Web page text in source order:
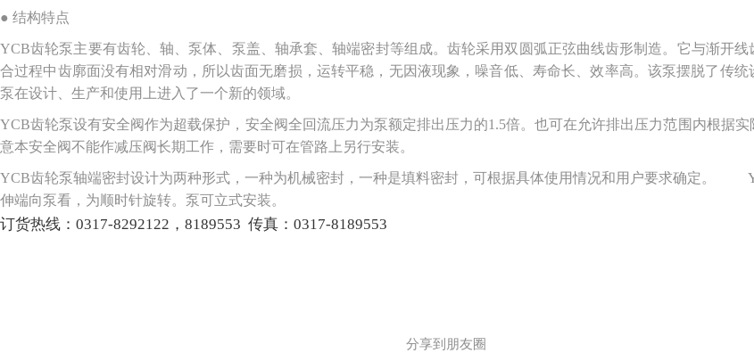
● 结构特点
YCB齿轮泵主要有齿轮、轴、泵体、泵盖、轴承套、轴端密封等组成。齿轮采用双圆弧正弦曲线齿形制造。它与渐开
合过程中齿廓面没有相对滑动，所以齿面无磨损，运转平稳，无因液现象，噪音低、寿命长、效率高。该泵摆脱了传统
泵在设计、生产和使用上进入了一个新的领域。
YCB齿轮泵设有安全阀作为超载保护，安全阀全回流压力为泵额定排出压力的1.5倍。也可在允许排出压力范围内根据
意本安全阀不能作减压阀长期工作，需要时可在管路上另行安装。
YCB齿轮泵轴端密封设计为两种形式，一种为机械密封，一种是填料密封，可根据具体使用情况和用户要求确定。
伸端向泵看，为顺时针旋转。泵可立式安装。
订货热线： 0317-8292122，8189553 传真：0317-8189553
分享到朋友圈